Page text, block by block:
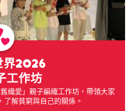
界2026
工作坊
織愛」親子編織工作坊，帶領大家
解貧窮與自己的關係。